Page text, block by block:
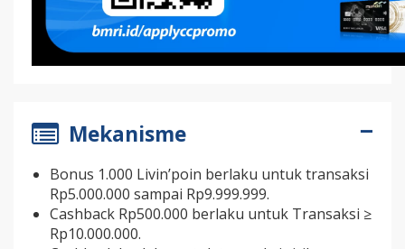
Mekanisme
Bonus 1.000 Livin’poin berlaku untuk transaksi
Rp5.000.000 sampai Rp9.999.999.
Cashback Rp500.000 berlaku untuk Transaksi ≥
Rp10.000.000.